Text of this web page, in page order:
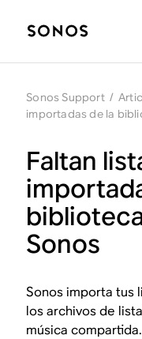
Sonos Support /
importadas de la
Faltan
Sonos
Sonos importa tus
los archivos de
música